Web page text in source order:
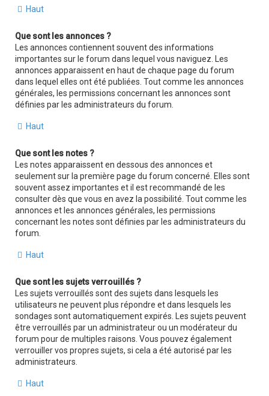
Haut
Que sont les annonces ?
Les annonces contiennent souvent des informations
importantes sur le forum dans lequel vous naviguez. Les
annonces apparaissent en haut de chaque page du forum
dans lequel elles ont été publiées. Tout comme les annonces
générales, les permissions concernant les annonces sont
définies par les administrateurs du forum.
Haut
Que sont les notes ?
Les notes apparaissent en dessous des annonces et
seulement sur la première page du forum concerné. Elles sont
souvent assez importantes et il est recommandé de les
consulter dès que vous en avez la possibilité. Tout comme les
annonces et les annonces générales, les permissions
concernant les notes sont définies par les administrateurs du
forum.
Haut
Que sont les sujets verrouillés ?
Les sujets verrouillés sont des sujets dans lesquels les
utilisateurs ne peuvent plus répondre et dans lesquels les
sondages sont automatiquement expirés. Les sujets peuvent
être verrouillés par un administrateur ou un modérateur du
forum pour de multiples raisons. Vous pouvez également
verrouiller vos propres sujets, si cela a été autorisé par les
administrateurs.
Haut